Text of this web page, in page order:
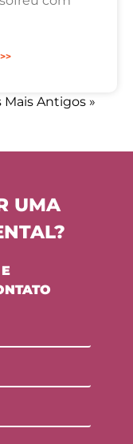
Mais Antigos »
UMA